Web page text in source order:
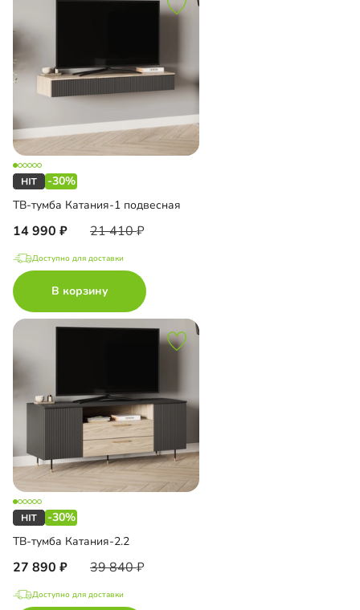
-30%
ТВ-тумба Катания-1 подвесная
14 990 21 410
Доступно для доставки
В корзину
-30%
ТВ-тумба Катания-2.2
27 890 39 840
Доступно для доставки